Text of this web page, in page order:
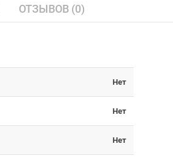
ОТЗЫВОВ (0)
Нет
Нет
Нет